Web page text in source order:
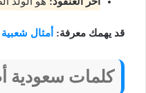
قد يهمك معرفة: أمثال
كلمات سعودية